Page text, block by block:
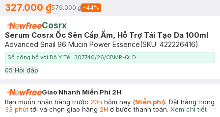
327.000 ₫579.000 ₫ -44%
Cosrx
Serum Cosrx Ốc Sên Cấp Ẩm, Hỗ Trợ Tái Tạo Da 100ml
Advanced Snail 96 Mucin Power Essence(SKU: 422226416)
Số công bố với Bộ Y Tế : 307740/26/CBMP-QLD
05 Hỏi đáp
Giao Nhanh Miễn Phí 2H
Bạn muốn nhận hàng trước 20h hôm nay (Miễn phí). Đặt hàng trong
33 phúttới và chọn giao hàng 2H ở bước thanh toán. Xem chi tiết